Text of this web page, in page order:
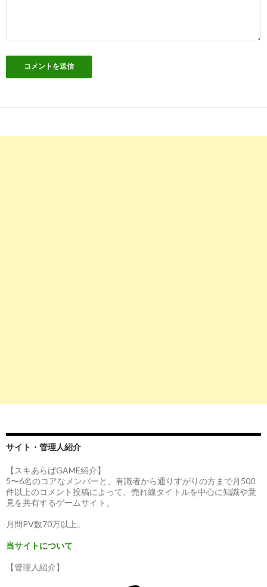
サイト・管理人紹介
【スキあらばGAME紹介】
5〜6名のコアなメンバーと、有識者から通りすがりの方まで月500
件以上のコメント投稿によって、売れ線タイトルを中心に知識や意
見を共有するゲームサイト。
月間PV数70万以上。
当サイトについて
【管理人紹介】